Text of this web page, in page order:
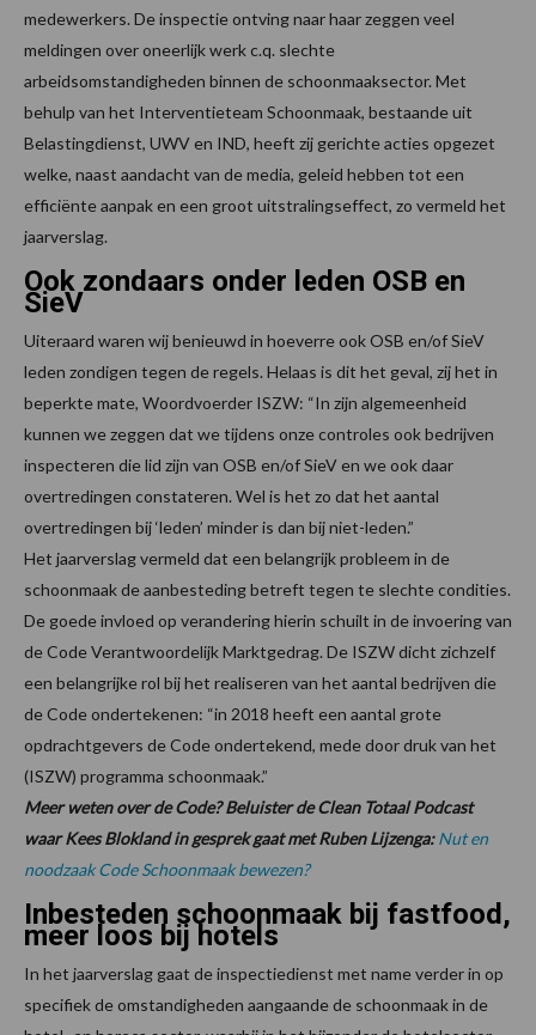
medewerkers. De inspectie ontving naar haar zeggen veel
meldingen over oneerlijk werk c.q. slechte
arbeidsomstandigheden binnen de schoonmaaksector. Met
behulp van het Interventieteam Schoonmaak, bestaande uit
Belastingdienst, UWV en IND, heeft zij gerichte acties opgezet
welke, naast aandacht van de media, geleid hebben tot een
efficiënte aanpak en een groot uitstralingseffect, zo vermeld het
jaarverslag.
Ook zondaars onder leden OSB en
SieV
Uiteraard waren wij benieuwd in hoeverre ook OSB en/of SieV
leden zondigen tegen de regels. Helaas is dit het geval, zij het in
beperkte mate, Woordvoerder ISZW: “In zijn algemeenheid
kunnen we zeggen dat we tijdens onze controles ook bedrijven
inspecteren die lid zijn van OSB en/of SieV en we ook daar
overtredingen constateren. Wel is het zo dat het aantal
overtredingen bij ‘leden’ minder is dan bij niet-leden.”
Het jaarverslag vermeld dat een belangrijk probleem in de
schoonmaak de aanbesteding betreft tegen te slechte condities.
De goede invloed op verandering hierin schuilt in de invoering van
de Code Verantwoordelijk Marktgedrag. De ISZW dicht zichzelf
een belangrijke rol bij het realiseren van het aantal bedrijven die
de Code ondertekenen: “in 2018 heeft een aantal grote
opdrachtgevers de Code ondertekend, mede door druk van het
(ISZW) programma schoonmaak.”
Meer weten over de Code? Beluister de Clean Totaal Podcast
waar Kees Blokland in gesprek gaat met Ruben Lijzenga:Nut en
noodzaak Code Schoonmaak bewezen?
Inbesteden schoonmaak bij fastfood,
meer loos bij hotels
In het jaarverslag gaat de inspectiedienst met name verder in op
specifiek de omstandigheden aangaande de schoonmaak in de